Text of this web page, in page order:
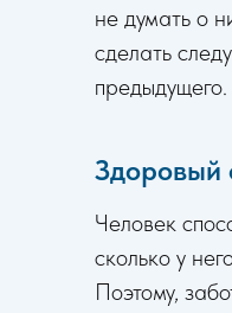
не думать о
сделать
предыдущего.
Здоровый
Человек
сколько у
Поэтому,